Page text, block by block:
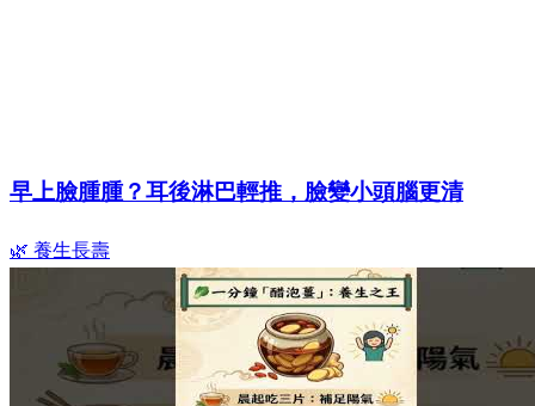
早上臉腫腫？耳後淋巴輕推，臉變小頭腦更清
🌿 養生長壽